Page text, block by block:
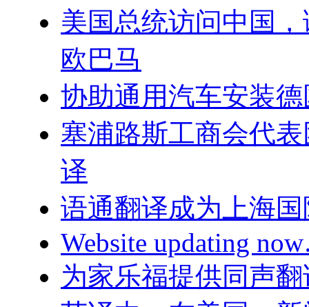
美国总统访问中国
欧巴马
协助通用汽车安装
塞浦路斯工商会代
译
语通翻译成为上海
Website updating
为家乐福提供同声